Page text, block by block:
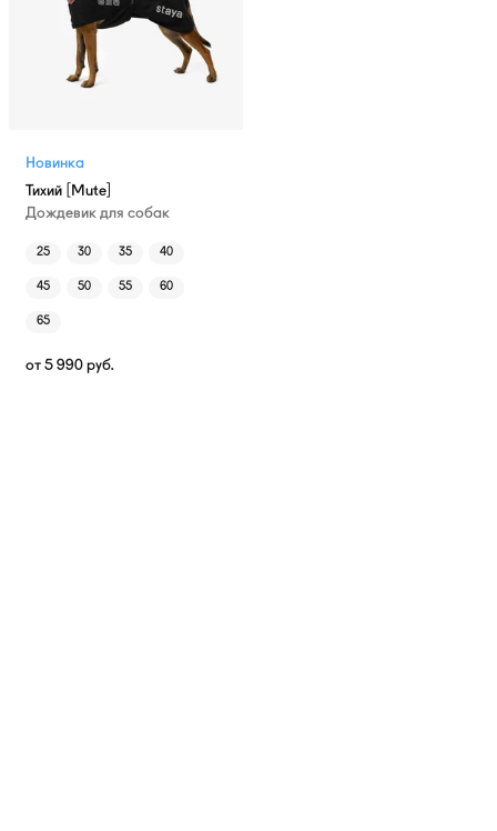
Новинка
Тихий [Mute]
Дождевик для собак
25 30 35 40
45 50 55 60
65
от 5 990 руб.